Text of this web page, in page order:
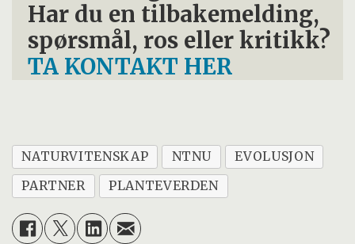
Har du en tilbakemelding,
spørsmål, ros eller kritikk?
TA KONTAKT HER
NATURVITENSKAP NTNU
EVOLUSJON
PARTNER
PLANTEVERDEN